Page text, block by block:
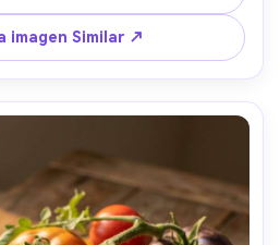
micro-detalles de alto contraste,
de alimentos editorial- -
ar 4:5
imagen Similar ↗